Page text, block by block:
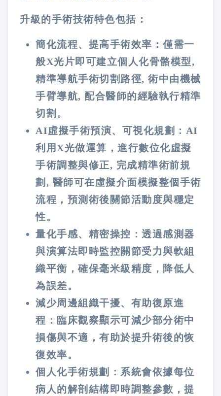
升級的手術技術特色包括：
簡化流程、提高手術效率：僅需一
般X光片即可建立個人化骨骼模型,
精準導航手術切割路徑, 術中由機械
手臂導航, 配合醫師的經驗執行精準
切割。
AI虛擬手術預演、可視化規劃：AI
利用X光做運算，進行數位化虛擬
手術調整與修正, 完成精準術前規
劃, 醫師可在虛擬介面模擬整個手術
流程，預測術後關節活動度與穩定
性。
量化手感、精密操控：透過感測器
與演算法即時監控關節受力與軟組
織平衡，確保毫米級精度，降低人
為誤差。
減少周邊組織干擾、有助復原進
程：臨床觀察顯示可減少部分術中
損傷與不適，有助於提升術後的恢
復效率。
個人化手術規劃：系統會依據每位
病人的解剖結構即時調整參數，提